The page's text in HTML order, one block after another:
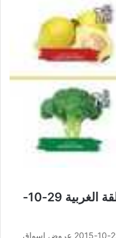
عروض اسواق المزرعة المنطقة الغربية 29-10-
عروض اسواق المزرعة المنطقة الغربية 29-10-2015 عروض اسواق